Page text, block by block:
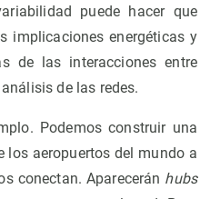
puede hacer que
implicaciones energéticas y
de las interacciones entre
de las redes.
Podemos construir una
los aeropuertos del mundo a
conectan. Aparecerán hubs